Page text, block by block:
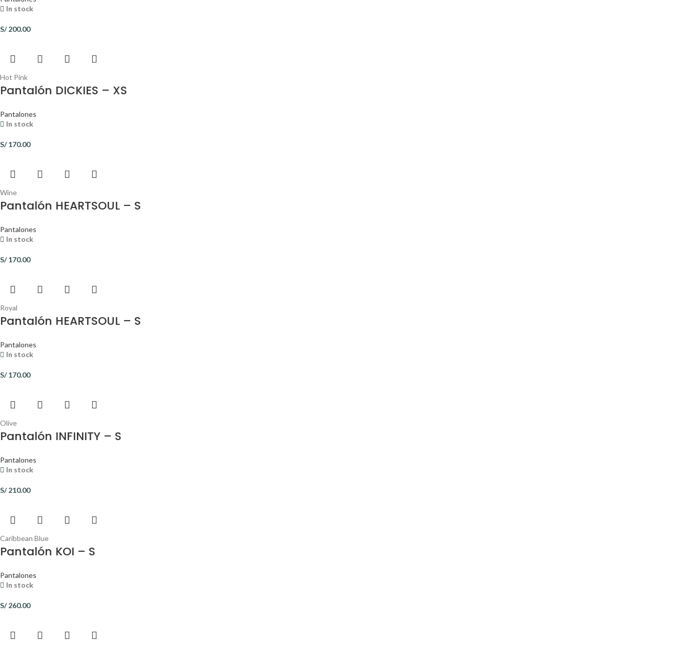
In stock
S/200.00
Hot Pink
Pantalón DICKIES – XS
Pantalones
In stock
S/170.00
Wine
Pantalón HEARTSOUL – S
Pantalones
In stock
S/170.00
Royal
Pantalón HEARTSOUL – S
Pantalones
In stock
S/170.00
Olive
Pantalón INFINITY – S
Pantalones
In stock
S/210.00
Caribbean Blue
Pantalón KOI – S
Pantalones
In stock
S/260.00